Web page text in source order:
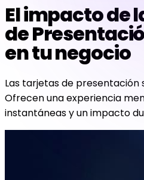
El impacto de
de
en tu negocio
Las tarjetas de presentación
Ofrecen una experiencia
instantáneas y un impacto